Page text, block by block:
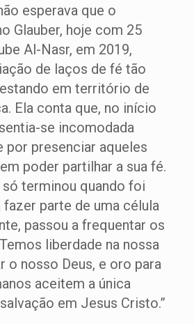
esperava que o
Glauber, hoje com 25
Al-Nasr, em 2019,
de laços de fé tão
em território de
Ela conta que, no início
se incomodada
por presenciar aqueles
poder partilhar a sua fé.
só terminou quando foi
fazer parte de uma célula
passou a frequentar os
liberdade na nossa
o nosso Deus, e oro para
aceitem a única
em Jesus Cristo.”